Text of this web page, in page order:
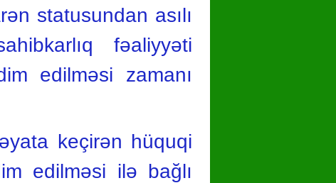
statusundan asılı
fəaliyyəti
edilməsi zamanı
keçirən hüquqi
edilməsi ilə bağlı